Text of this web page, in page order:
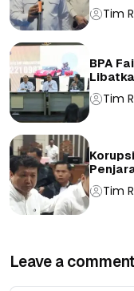
Tim
BPA
Tim
Tim
Leave a comment